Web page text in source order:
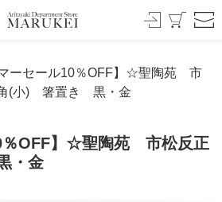
ーセール10％OFF】☆聖陶苑 市
(小) 箸置き 黒・金
％OFF】☆聖陶苑 市松反正
・金